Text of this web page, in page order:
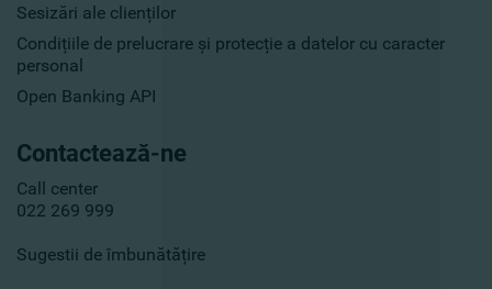
Sesizări ale clienților
Condițiile de prelucrare și protecție a datelor cu caracter
personal
Open Banking API
Contactează-ne
Call center
022 269 999
Sugestii de îmbunătățire